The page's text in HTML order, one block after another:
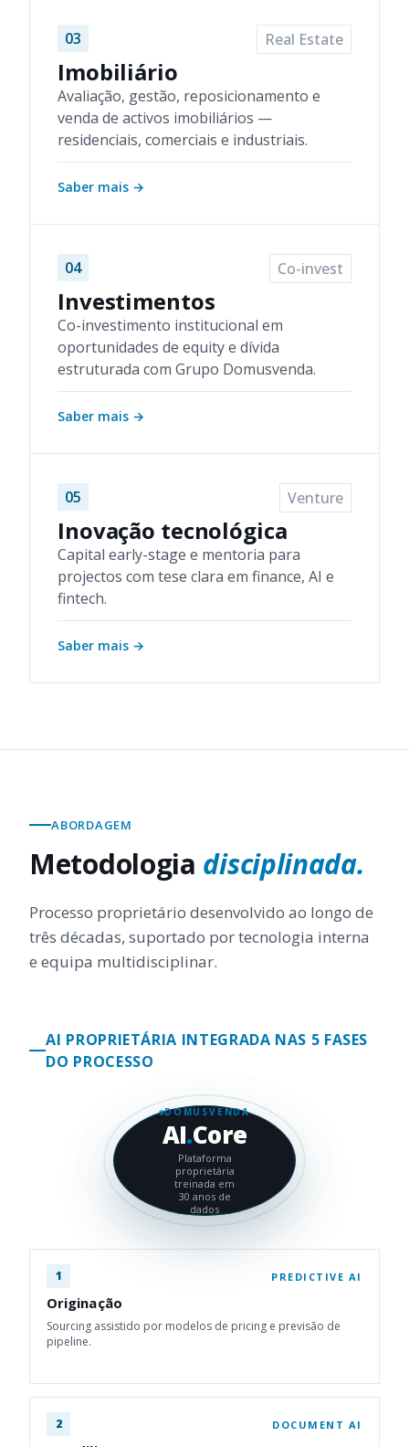
03 Real Estate
Imobiliário
Avaliação, gestão, reposicionamento e
venda de activos imobiliários —
residenciais, comerciais e industriais.
Saber mais →
04 Co-invest
Investimentos
Co-investimento institucional em
oportunidades de equity e dívida
estruturada com Grupo Domusvenda.
Saber mais →
05 Venture
Inovação tecnológica
Capital early-stage e mentoria para
projectos com tese clara em finance, AI e
fintech.
Saber mais →
ABORDAGEM
Metodologia disciplinada.
Processo proprietário desenvolvido ao longo de
três décadas, suportado por tecnologia interna
e equipa multidisciplinar.
AI PROPRIETÁRIA INTEGRADA NAS 5 FASES
DO PROCESSO
DOMUSVENDA
AI.Core
Plataforma
proprietária
treinada em
30 anos de
dados
1 PREDICTIVE AI
Originação
Sourcing assistido por modelos de pricing e previsão de
pipeline.
2 DOCUMENT AI